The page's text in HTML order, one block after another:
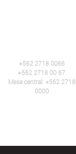
+562 2718 0066
+562 2718 00 67
Mesa central: +562 2718
0000